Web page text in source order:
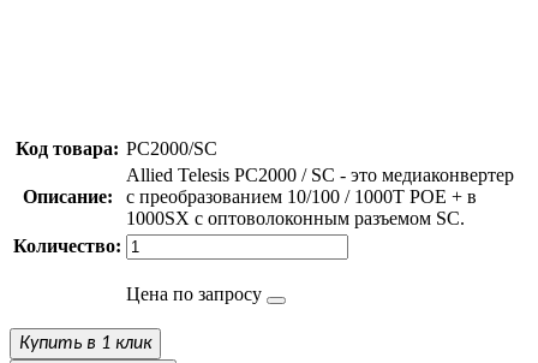
Код товара: PC2000/SC
Описание:
Allied Telesis PC2000 / SC - это медиаконвертер
с преобразованием 10/100 / 1000T POE + в
1000SX с оптоволоконным разъемом SC.
Количество:
Цена по запросу
Купить в 1 клик